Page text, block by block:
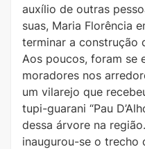
auxílio de outras
suas, Maria Florência
terminar a construção
Aos poucos, foram se
moradores nos
um vilarejo que
tupi-guarani “Pau
dessa árvore na
inaugurou-se o trecho